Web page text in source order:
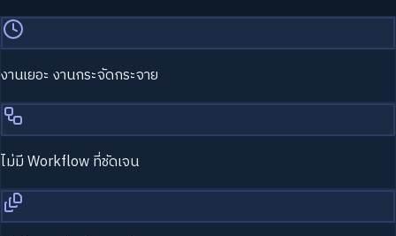
งานเยอะ งานกระจัดกระจาย
ไม่มี Workflow ที่ชัดเจน